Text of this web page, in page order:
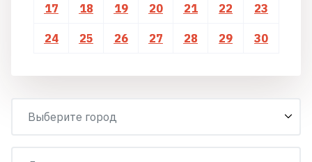
17 18 19 20 21 22 23
24 25 26 27 28 29 30